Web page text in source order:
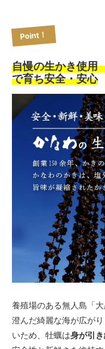
Point！
自慢の生かき使用
で育ち安全・安心
養殖場のある無人島「
澄んだ綺麗な海が広が
いため、牡蠣は身が引